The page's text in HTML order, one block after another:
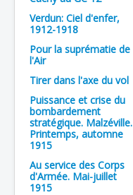
Verdun: Ciel d'enfer,
1912-1918
Pour la suprématie de
l'Air
Tirer dans l'axe du vol
Puissance et crise du
bombardement
stratégique. Malzéville.
Printemps, automne
1915
Au service des Corps
d'Armée. Mai-juillet
1915